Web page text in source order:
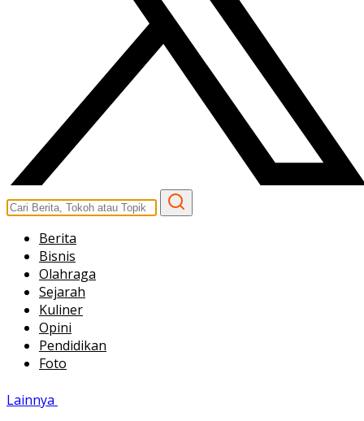
Berita
Bisnis
Olahraga
Sejarah
Kuliner
Opini
Pendidikan
Foto
Lainnya